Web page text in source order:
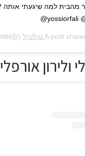
@yossiorfali
A post
(@lirontiltil) on
ולירון אורפלי